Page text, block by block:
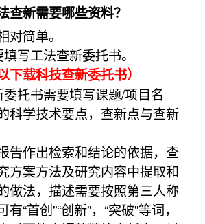
查新需要哪些资料？
对简单。
填写工法查新委托书。
下载科技查新委托书）
委托书需要填写课题/项目名
科学技术要点，查新点与查新
告作出检索和结论的依据，查
方案方法及研究内容中提取和
做法，描述需要按照第三人称
“首创”“创新”，“突破”等词，